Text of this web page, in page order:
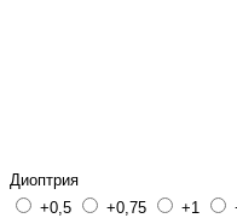
Диоптрия
+0,5
+0,75 +1